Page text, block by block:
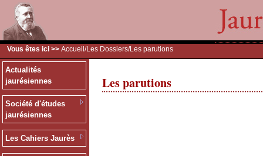
Vous êtes ici >> Accueil /Les Dossiers/Les parutions
Actualités
jaurésiennes
Société d'études
jaurésiennes
Les Cahiers Jaurès
Les parutions